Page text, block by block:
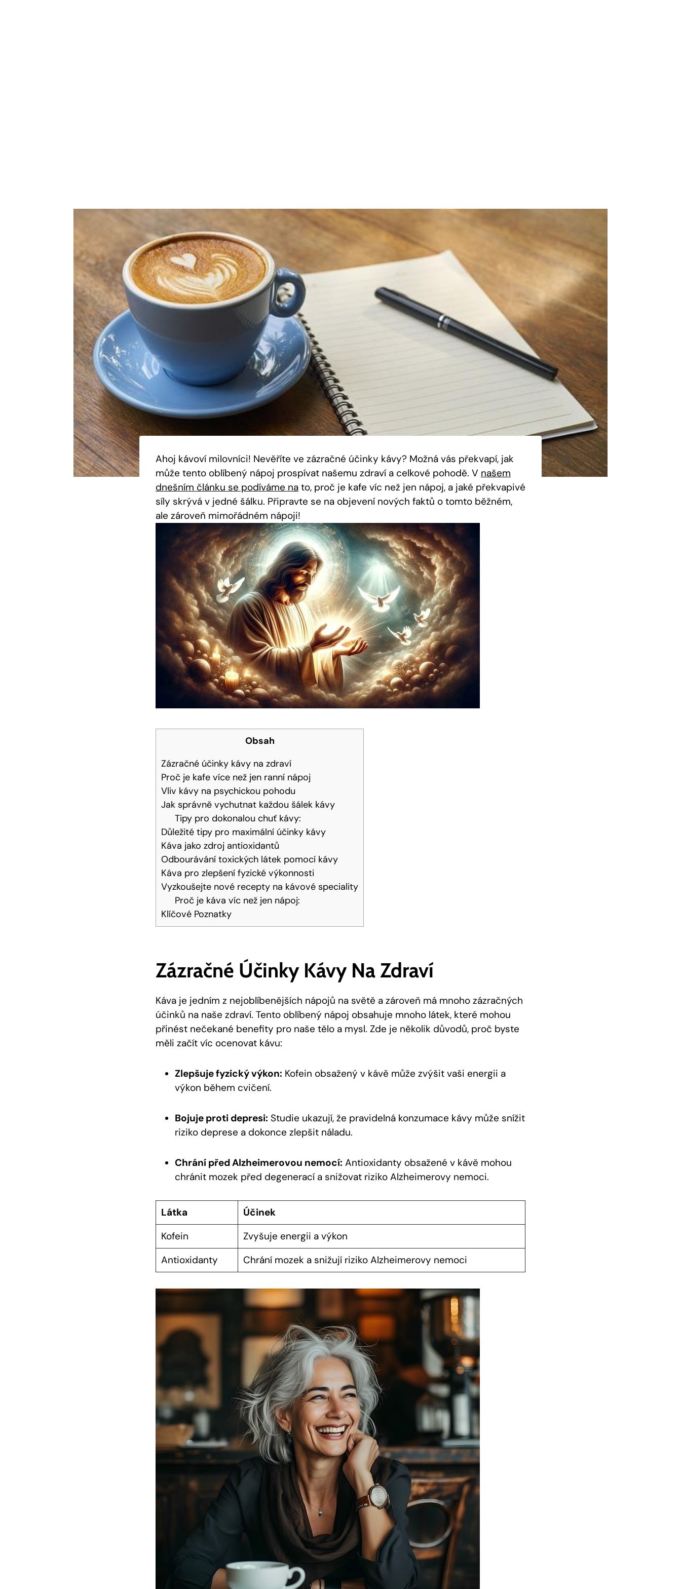
Ahoj kávoví milovníci! Nevěříte ve zázračné účinky kávy? Možná vás překvapí, jak
může tento oblíbený nápoj prospívat našemu zdraví a celkové pohodě. V našem
dnešním článku se podíváme na to, proč je kafe víc než jen nápoj, a jaké překvapivé
síly skrývá v jedné šálku. Připravte se na objevení nových faktů o tomto běžném,
ale zároveň mimořádném nápoji!
Obsah
Zázračné účinky kávy na zdraví
Proč je kafe více než jen ranní nápoj
Vliv kávy na psychickou pohodu
Jak správně vychutnat každou šálek kávy
Tipy pro dokonalou chuť kávy:
Důležité tipy pro maximální účinky kávy
Káva jako zdroj antioxidantů
Odbourávání toxických látek pomocí kávy
Káva pro zlepšení fyzické výkonnosti
Vyzkoušejte nové recepty na kávové speciality
Proč je káva víc než jen nápoj:
Klíčové Poznatky
Zázračné Účinky Kávy Na Zdraví
Káva je jedním z nejoblíbenějších nápojů na světě a zároveň má mnoho zázračných
účinků na naše zdraví. Tento oblíbený nápoj obsahuje mnoho látek, které mohou
přinést nečekané benefity pro naše tělo a mysl. Zde je několik důvodů, proč byste
měli začít víc ocenovat kávu:
Zlepšuje fyzický výkon: Kofein obsažený v kávě může zvýšit vaši energii a
výkon během cvičení.
Bojuje proti depresi: Studie ukazují, že pravidelná konzumace kávy může snížit
riziko deprese a dokonce zlepšit náladu.
Chrání před Alzheimerovou nemocí: Antioxidanty obsažené v kávě mohou
chránit mozek před degenerací a snižovat riziko Alzheimerovy nemoci.
Látka
Účinek
Kofein
Zvyšuje energii a výkon
Antioxidanty
Chrání mozek a snižují riziko Alzheimerovy nemoci